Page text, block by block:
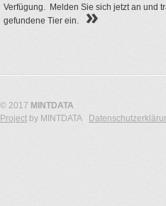
Verfügung. Melden Sie sich jetzt an und
gefundene Tier ein.
© 2017 MINTDATA
Project by MINTDATA